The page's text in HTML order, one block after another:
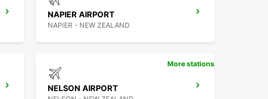
NAPIER AIRPORT
NAPIER - NEW ZEALAND
NELSON AIRPORT
More stations